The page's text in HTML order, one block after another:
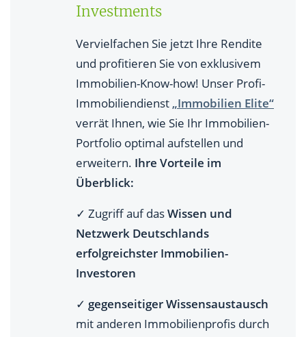
Investments
Vervielfachen Sie jetzt Ihre Rendite
und profitieren Sie von exklusivem
Immobilien-Know-how! Unser Profi-
Immobiliendienst „Immobilien Elite“
verrät Ihnen, wie Sie Ihr Immobilien-
Portfolio optimal aufstellen und
erweitern. Ihre Vorteile im
Überblick:
✓ Zugriff auf dasWissen und
Netzwerk Deutschlands
erfolgreichster Immobilien-
Investoren
✓ gegenseitiger Wissensaustausch
mit anderen Immobilienprofis durch